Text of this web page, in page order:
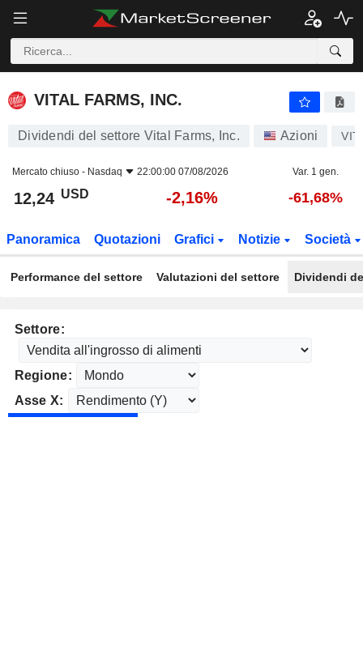
VITAL FARMS, INC.
VITAL FARMS, INC.
Dividendi del settore Vital Farms, Inc. Azioni
Mercato chiuso - Nasdaq 22:00:00 07/08/2026 Var. 1 gen.
12,24 USD -2,16% -61,68%
Panoramica Quotazioni Grafici Notizie Società
Performance del settore Valutazioni del settore Dividendi
Settore:
Regione:
Asse X: